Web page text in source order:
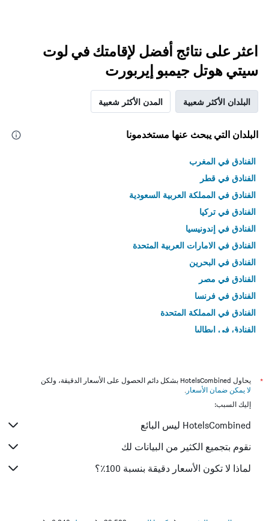
اعثر على نتائج أفضل لإقامتك في لوت
سيتي هوتل جيمبو إيربورت
البلدان الأكثر شعبية المدن الأكثر شعبية
البلدان التي يبحث عنها مستخدمونا
الفنادق في المغرب
الفنادق في قطر
الفنادق في المملكة العربية السعودية
الفنادق في تركيا
الفنادق في إندونيسيا
الفنادق في الامارات العربية المتحدة
الفنادق في البحرين
الفنادق في مصر
الفنادق في فرنسا
الفنادق في المملكة المتحدة
الفنادق في إيطاليا
*
يحاول HotelsCombined بشكل دائم الحصول على الأسعار الدقيقة، ولكن
لا يمكن ضمان الأسعار .
إليك السبب:
HotelsCombined ليس البائع
نقوم بتجميع الكثير من البيانات لك
لماذا لا تكون الأسعار دقيقة بنسبة 100٪؟